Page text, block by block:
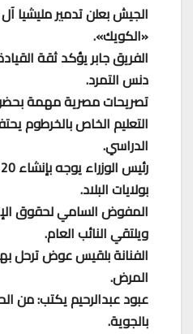
الجيش بعلن تدمير مليشيا
«الكويك».
الفريق جابر يؤكد ثقة
دنس التمرد.
تصريحات مصرية مهمة
التعليم الخاص بالخرطوم
الدراسي.
بولايات البلاد.
المفوض السامي لحقوق
ويلتقي النائب العام.
الفنانة بلقيس عوض ترحل
المرض.
عبود عبدالرحيم يكتب: من
بالجوية.